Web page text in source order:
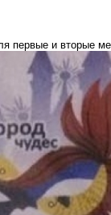
первые и вторые